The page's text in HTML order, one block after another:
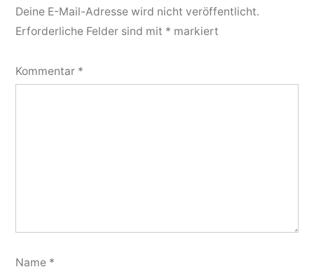
Deine E-Mail-Adresse wird nicht veröffentlicht.
Erforderliche Felder sind mit * markiert
Kommentar *
Name *